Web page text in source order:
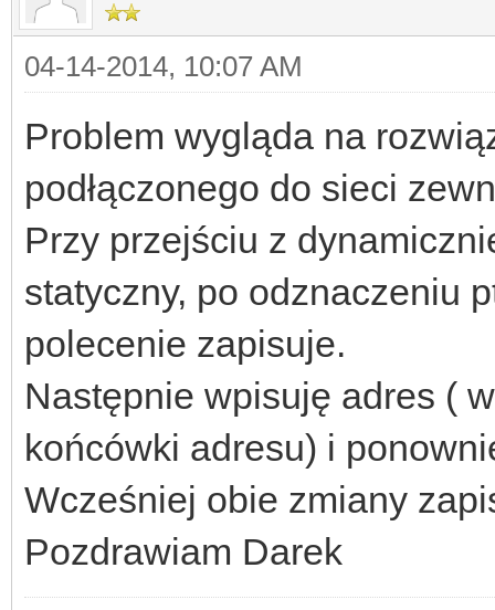
04-14-2014, 10:07 AM
Problem wygląda na
podłączonego do sieci
Przy przejściu z
statyczny, po odznaczeniu
polecenie zapisuje.
Następnie wpisuję adres (
końcówki adresu) i
Wcześniej obie zmiany
Pozdrawiam Darek